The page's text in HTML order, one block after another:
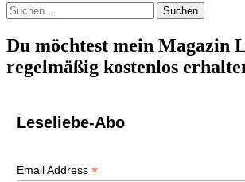
Suchen
nach:
Du möchtest mein Magazin
regelmäßig kostenlos
Leseliebe-Abo
Email Address *